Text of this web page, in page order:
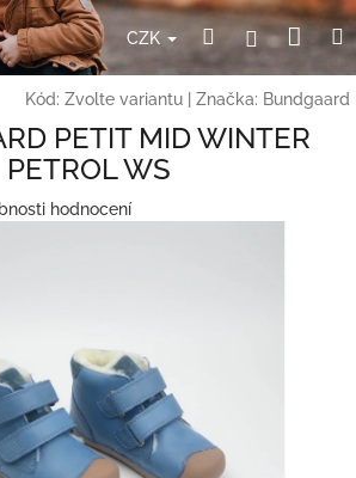
CZK HledatPřihlášení
Kód: Zvolte variantu Značka: Bundgaard
PETIT MID WINTER
PETROL WS
hodnocení